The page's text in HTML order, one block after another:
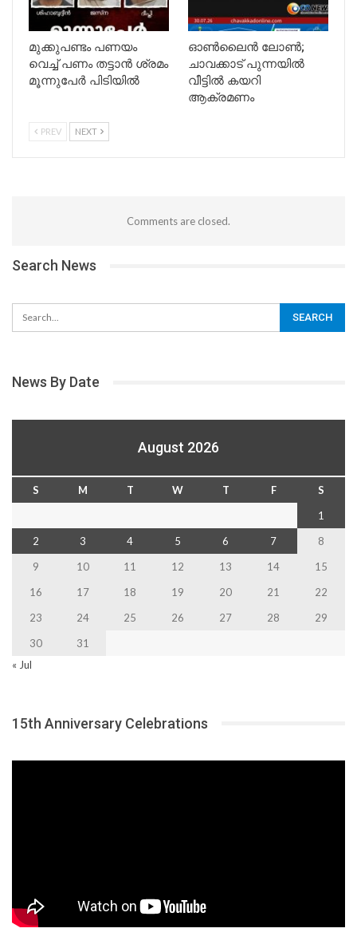
മുക്കുപണ്ടം പണയം
വെച്ച് പണം തട്ടാൻ ശ്രമം
മൂന്നുപേർ പിടിയിൽ
ഓൺലൈൻ ലോൺ;
ചാവക്കാട് പുന്നയിൽ
വീട്ടിൽ കയറി
ആക്രമണം
PREV NEXT
Comments are closed.
Search News
News By Date
August 2026
S M T W T F
S
1
2
3 4 5 6 7
8
9
10 11 12 13 14
15
16
17 18 19 20 21
22
23
24 25 26 27 28
29
30
31
« Jul
15th Anniversary Celebrations